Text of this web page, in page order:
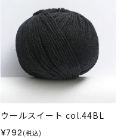
ウールスイート col.44BL
¥792 (税込)